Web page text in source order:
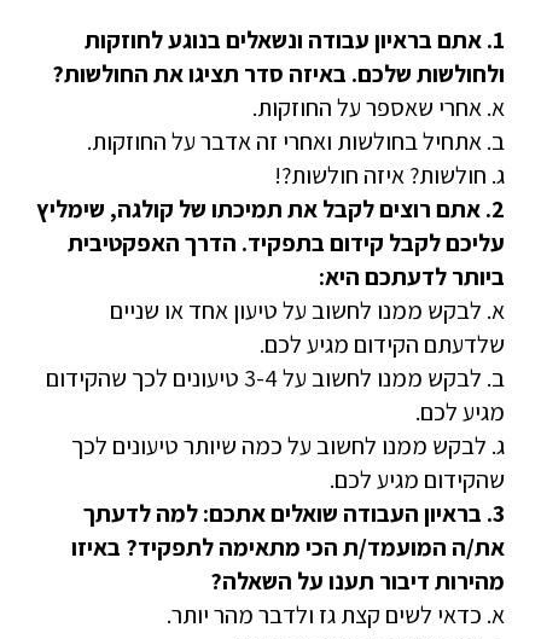
1. אתם בראיון עבודה ונשאלים בנוגע לחוזקות
ולחולשות שלכם. באיזה סדר תציגו את החולשות?
א. אחרי שאספר על החוזקות.
ב. אתחיל בחולשות ואחרי זה אדבר על החוזקות.
ג. חולשות? איזה חולשות?!
2. אתם רוצים לקבל את תמיכתו של קולגה, שימליץ
עליכם לקבל קידום בתפקיד. הדרך האפקטיבית
ביותר לדעתכם היא:
א. לבקש ממנו לחשוב על טיעון אחד או שניים
שלדעתם הקידום מגיע לכם.
ב. לבקש ממנו לחשוב על 3-4 טיעונים לכך שהקידום
מגיע לכם.
ג. לבקש ממנו לחשוב על כמה שיותר טיעונים לכך
שהקידום מגיע לכם.
3. בראיון העבודה שואלים אתכם: למה לדעתך
את/ה המועמד/ת הכי מתאימה לתפקיד? באיזו
מהירות דיבור תענו על השאלה?
א. כדאי לשים קצת גז ולדבר מהר יותר.